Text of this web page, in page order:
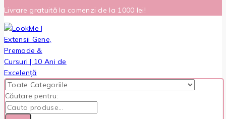
Livrare gratuită la comenzi de la 1000 lei!
Căutare pentru: